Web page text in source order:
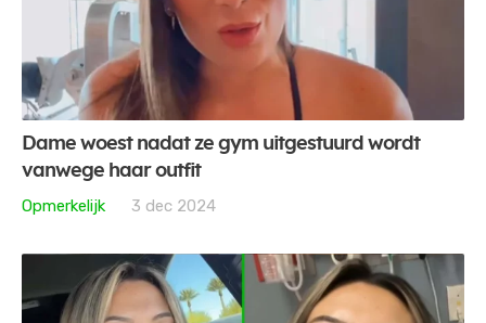
Dame woest nadat ze gym uitgestuurd wordt
vanwege haar outfit
Opmerkelijk
3 dec 2024